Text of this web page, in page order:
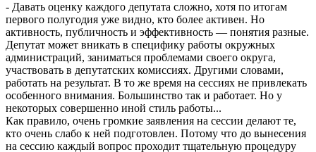
- Давать оценку каждого депутата сложно, хотя по итогам
первого полугодия уже видно, кто более активен. Но
активность, публичность и эффективность — понятия разные.
Депутат может вникать в специфику работы окружных
администраций, заниматься проблемами своего округа,
участвовать в депутатских комиссиях. Другими словами,
работать на результат. В то же время на сессиях не привлекать
особенного внимания. Большинство так и работает. Но у
некоторых совершенно иной стиль работы...
Как правило, очень громкие заявления на сессии делают те,
кто очень слабо к ней подготовлен. Потому что до вынесения
на сессию каждый вопрос проходит тщательную процедуру